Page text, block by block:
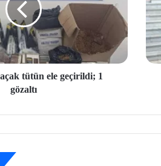
tütün ele geçirildi; 1
gözaltı